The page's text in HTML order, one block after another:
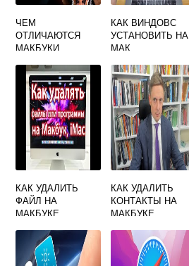
ЧЕМ
ОТЛИЧАЮТСЯ
МАКБУКИ
КАК ВИНДОВС
УСТАНОВИТЬ НА
МАК
КАК УДАЛИТЬ
ФАЙЛ НА
МАКБУКЕ
КАК УДАЛИТЬ
КОНТАКТЫ НА
МАКБУКЕ